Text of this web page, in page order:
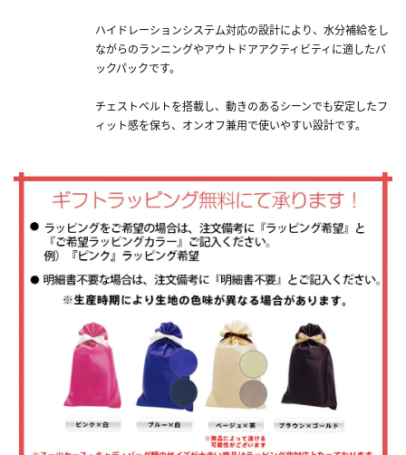
ハイドレーションシステム対応の設計により、水分補給をし
ながらのランニングやアウトドアアクティビティに適したバ
ックパックです。
チェストベルトを搭載し、動きのあるシーンでも安定したフ
ィット感を保ち、オンオフ兼用で使いやすい設計です。